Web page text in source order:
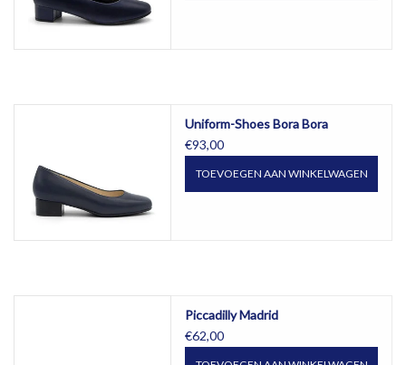
Uniform-Shoes Bora Bora
€93,00
TOEVOEGEN AAN WINKELWAGEN
Piccadilly Madrid
€62,00